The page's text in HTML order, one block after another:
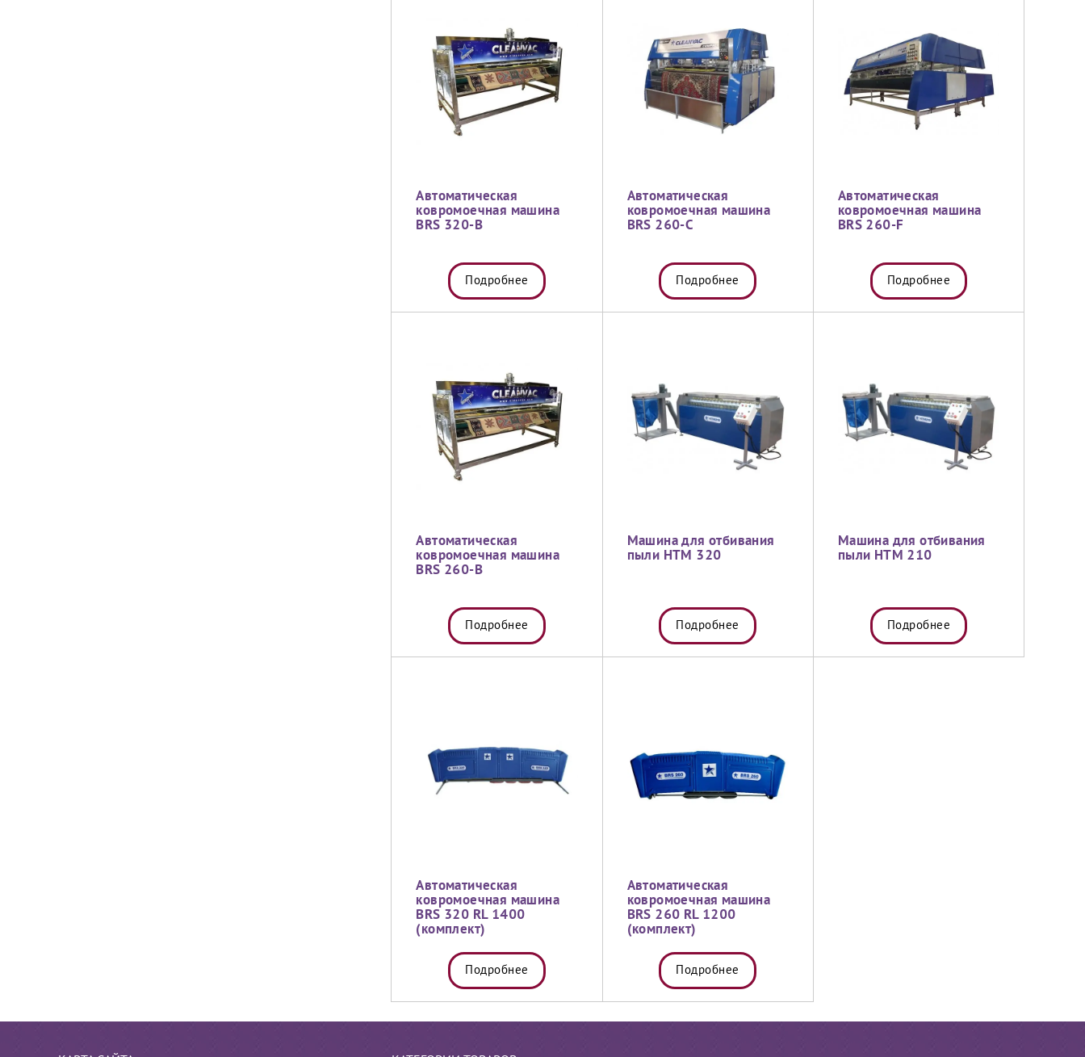
Автоматическая
ковромоечная машина
BRS 320-B
Подробнее
Автоматическая
ковромоечная машина
BRS 260-C
Подробнее
Автоматическая
ковромоечная машина
BRS 260-F
Подробнее
Автоматическая
ковромоечная машина
BRS 260-В
Подробнее
Машина для отбивания
пыли HTM 320
Подробнее
Машина для отбивания
пыли HTM 210
Подробнее
Автоматическая
ковромоечная машина
BRS 320 RL 1400
(комплект)
Подробнее
Автоматическая
ковромоечная машина
BRS 260 RL 1200
(комплект)
Подробнее